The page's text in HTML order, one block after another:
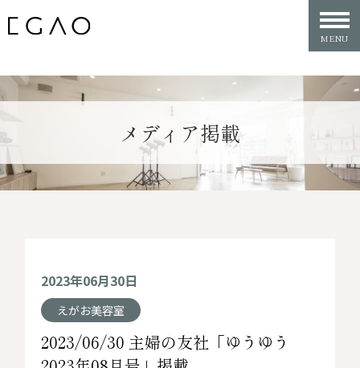
メディア掲載
2023年06月30日
えがお美容室
2023/06/30 主婦の友社「ゆうゆう